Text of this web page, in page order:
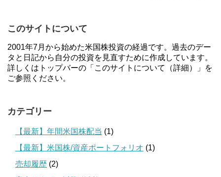
このサイトについて
2001年7月から始めた米国株投資の経過です。過去のデー
タと日記から自分の投資を見直すために作成しています。
詳しくはトップバーの「このサイトについて（詳細）」を
ご参照ください。
カテゴリー
【最新】年間米国株配当 (1)
【最新】米国株/資産ポートフォリオ (1)
売却履歴 (2)